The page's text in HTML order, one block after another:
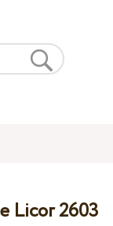
Licor 2603